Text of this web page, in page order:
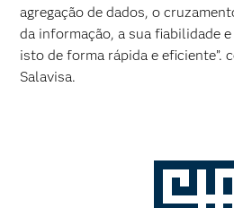
agregação de dados, o
da informação, a sua fiabilidade
isto de forma rápida e eficiente”.
Salavisa.